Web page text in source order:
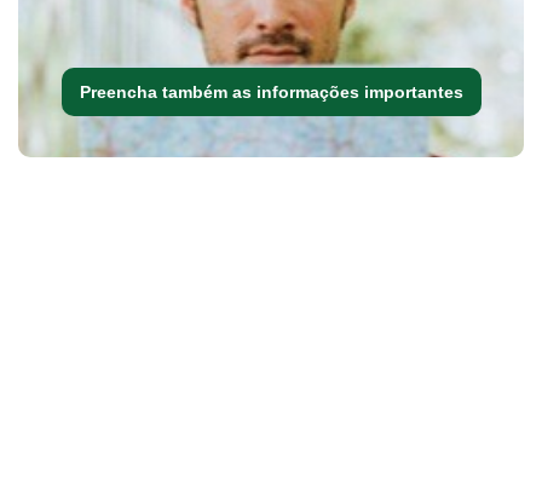
Preencha também as informações importantes